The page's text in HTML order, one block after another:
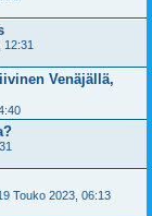
12:31
Venäjällä,
Touko 2023, 06:13